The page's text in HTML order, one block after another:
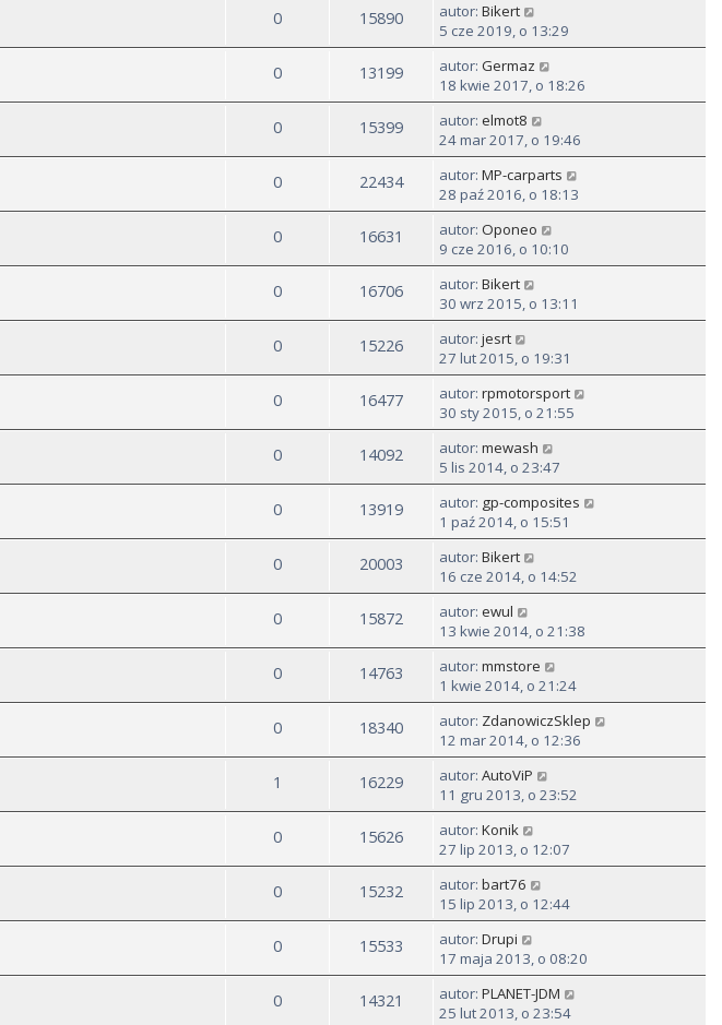
0 15890 autor: Bikert
5 cze 2019, o 13:29
0 13199 autor: Germaz
18 kwie 2017, o 18:26
0 15399 autor: elmot8
24 mar 2017, o 19:46
0 22434 autor: MP-carparts
28 paź 2016, o 18:13
0 16631 autor: Oponeo
9 cze 2016, o 10:10
0 16706 autor: Bikert
30 wrz 2015, o 13:11
0 15226 autor: jesrt
27 lut 2015, o 19:31
0 16477 autor: rpmotorsport
30 sty 2015, o 21:55
0 14092 autor: mewash
5 lis 2014, o 23:47
0 13919 autor: gp-composites
1 paź 2014, o 15:51
0 20003 autor: Bikert
16 cze 2014, o 14:52
0 15872 autor: ewul
13 kwie 2014, o 21:38
0 14763 autor: mmstore
1 kwie 2014, o 21:24
0 18340 autor: ZdanowiczSklep
12 mar 2014, o 12:36
1 16229 autor: AutoViP
11 gru 2013, o 23:52
0 15626 autor: Konik
27 lip 2013, o 12:07
0 15232 autor: bart76
15 lip 2013, o 12:44
0 15533 autor: Drupi
17 maja 2013, o 08:20
0 14321 autor: PLANET-JDM
25 lut 2013, o 23:54